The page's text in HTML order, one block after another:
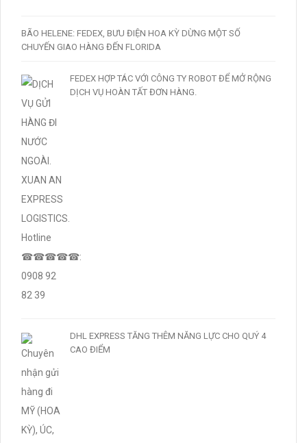
BÃO HELENE: FEDEX, BƯU ĐIỆN HOA KỲ DỪNG MỘT SỐ
CHUYẾN GIAO HÀNG ĐẾN FLORIDA
FEDEX HỢP TÁC VỚI CÔNG TY ROBOT ĐỂ MỞ RỘNG
DỊCH VỤ HOÀN TẤT ĐƠN HÀNG.
DHL EXPRESS TĂNG THÊM NĂNG LỰC CHO QUÝ 4
CAO ĐIỂM